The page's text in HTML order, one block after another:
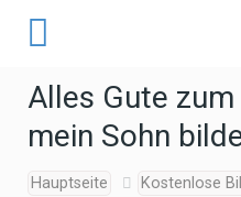
Alles Gute
mein Sohn
Hauptseite
Kostenlose